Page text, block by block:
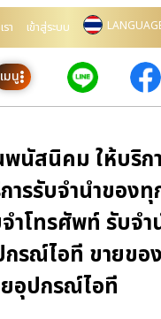
า เข้าสู่ระบบ
เมนู
พนัสนิคม ให้บริก
ารรับจำนำของ
ำโทรศัพท์ รับจำ
รณ์ไอที ขายขอ
อุปกรณ์ไอที